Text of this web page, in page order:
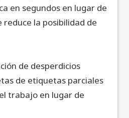
en segundos en lugar de
reduce la posibilidad de
de desperdicios
de etiquetas parciales
trabajo en lugar de